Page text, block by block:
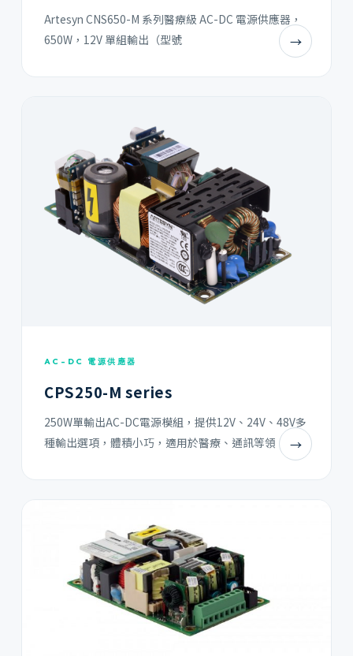
Artesyn CNS650-M 系列醫療級 AC-DC 電源供應器，
650W，12V 單組輸出（型號
→
AC-DC 電源供應器
CPS250-M series
250W單輸出AC-DC電源模組，提供12V、24V、48V多
種輸出選項，體積小巧，適用於醫療、通訊等領
→